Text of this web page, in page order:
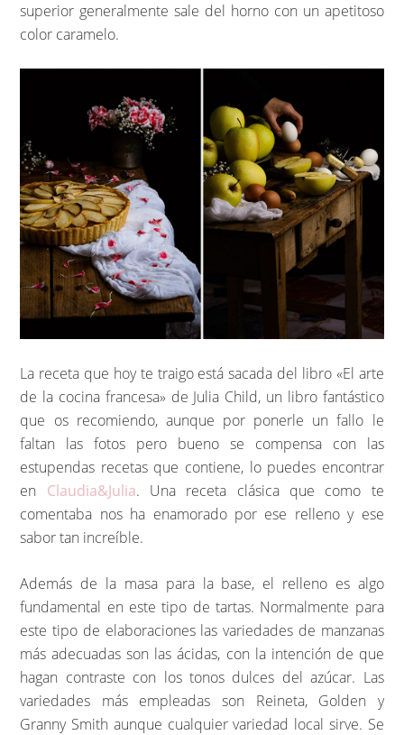
superior generalmente sale del horno con un apetitoso
color caramelo.
La receta que hoy te traigo está sacada del libro «El arte
de la cocina francesa» de Julia Child, un libro fantástico
que os recomiendo, aunque por ponerle un fallo le
faltan las fotos pero bueno se compensa con las
estupendas recetas que contiene, lo puedes encontrar
en Claudia&Julia. Una receta clásica que como te
comentaba nos ha enamorado por ese relleno y ese
sabor tan increíble.
Además de la masa para la base, el relleno es algo
fundamental en este tipo de tartas. Normalmente para
este tipo de elaboraciones las variedades de manzanas
más adecuadas son las ácidas, con la intención de que
hagan contraste con los tonos dulces del azúcar. Las
variedades más empleadas son Reineta, Golden y
Granny Smith aunque cualquier variedad local sirve. Se